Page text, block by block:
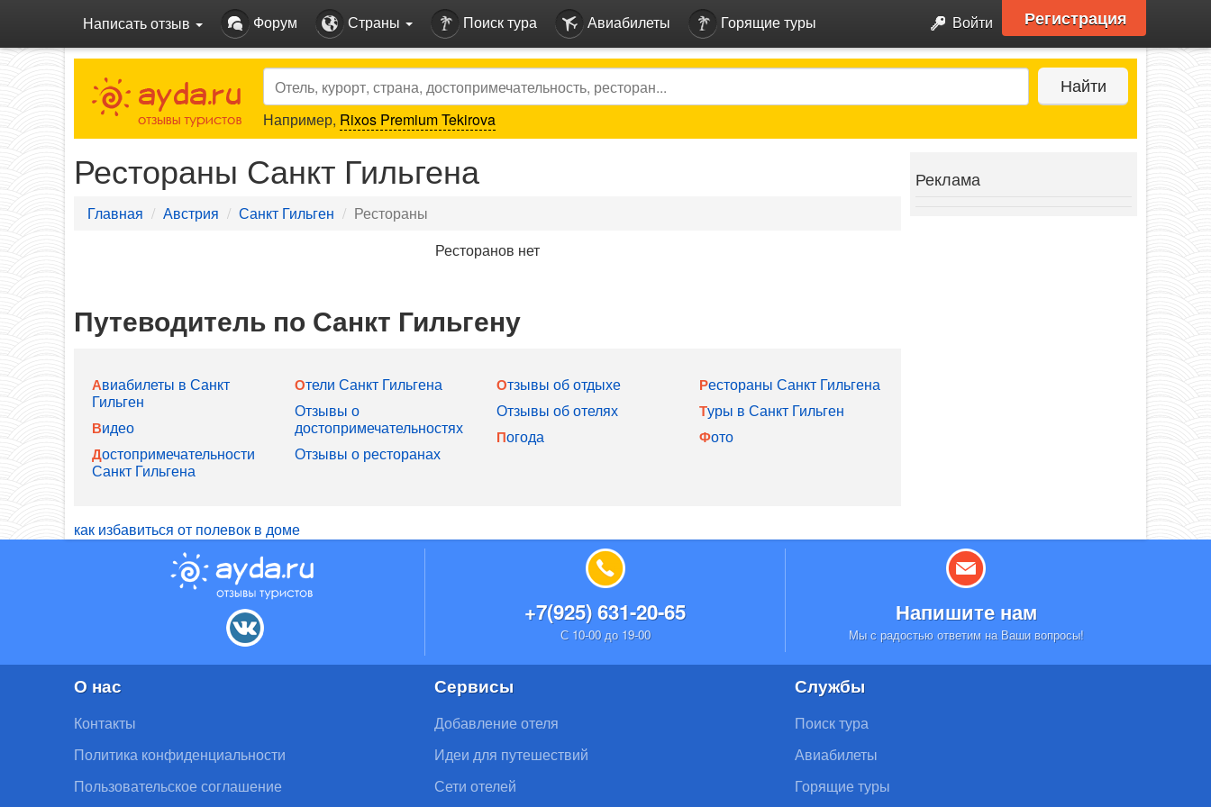
Написать отзыв Форум Страны Поиск тура Авиабилеты Горящие туры Войти Регистрация
Search Найти
Например, Rixos Premium Tekirova
Рестораны Санкт Гильгена
Главная Австрия Санкт Гильген
Рестораны
Ресторанов нет
Путеводитель по Санкт Гильгену
Авиабилеты в Санкт
Гильген
Видео
Достопримечательности
Санкт Гильгена
Отели Санкт Гильгена
Отзывы о
достопримечательностях
Отзывы о ресторанах
Отзывы об отдыхе
Отзывы об отелях
Погода
Рестораны Санкт Гильгена
Туры в Санкт Гильген
Фото
Реклама
как избавиться от полевок в доме
+7(925) 631-20-65
С 10-00 до 19-00
Напишите нам
Мы с радостью ответим на Ваши вопросы!
О нас
Контакты
Политика конфиденциальности
Пользовательское соглашение
Сервисы
Добавление отеля
Идеи для путешествий
Сети отелей
Службы
Поиск тура
Авиабилеты
Горящие туры